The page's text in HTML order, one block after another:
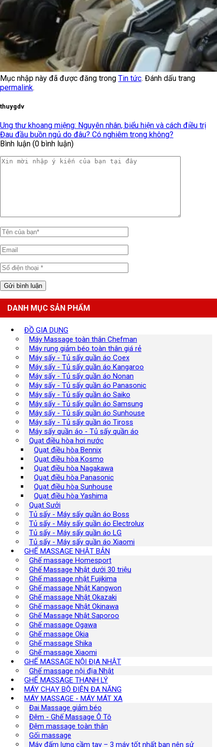
Mục nhập này đã được đăng trong Tin tức. Đánh dấu trang
permalink.
thuygdv
Ung thư khoang miệng: Nguyên nhân, biểu hiện và cách điều trị
Đau đầu buồn ngủ do đâu? Có nghiêm trọng không?
Bình luận (0 bình luận)
DANH MỤC SẢN PHẨM
ĐỒ GIA DỤNG
Máy Massage toàn thân Chefman
Máy rung giảm béo toàn thân giá rẻ
Máy sấy - Tủ sấy quần áo Coex
Máy sấy - Tủ sấy quần áo Kangaroo
Máy sấy - Tủ sấy quần áo Nonan
Máy sấy - Tủ sấy quần áo Panasonic
Máy sấy - Tủ sấy quần áo Saiko
Máy sấy - Tủ sấy quần áo Samsung
Máy sấy - Tủ sấy quần áo Sunhouse
Máy sấy - Tủ sấy quần áo Tiross
Máy sấy quần áo - Tủ sấy quần áo
Quạt điều hòa hơi nước
Quạt điều hòa Bennix
Quạt điều hòa Kosmo
Quạt điều hòa Nagakawa
Quạt điều hòa Panasonic
Quạt điều hòa Sunhouse
Quạt điều hòa Yashima
Quạt Sưởi
Tủ sấy - Máy sấy quần áo Boss
Tủ sấy - Máy sấy quần áo Electrolux
Tủ sấy - Máy sấy quần áo LG
Tủ sấy - Máy sấy quần áo Xiaomi
GHẾ MASSAGE NHẬT BẢN
Ghế massage Homesport
Ghế Massage Nhật dưới 30 triệu
Ghế massage nhật Fujikima
Ghế massage Nhật Kangwon
Ghế massage Nhật Okazaki
Ghế massage Nhật Okinawa
Ghế Massage Nhật Saporoo
Ghế massage Ogawa
Ghế massage Okia
Ghế massage Shika
Ghế massage Xiaomi
GHẾ MASSAGE NỘI ĐỊA NHẬT
Ghế massage nội địa Nhật
GHẾ MASSAGE THANH LÝ
MÁY CHẠY BỘ ĐIỆN ĐA NĂNG
MÁY MASSAGE - MÁY MÁT XA
Đai Massage giảm béo
Đệm - Ghế Massage Ô Tô
Đệm massage toàn thân
Gối massage
Máy đấm lưng cầm tay – 3 máy tốt nhất bạn nên sử